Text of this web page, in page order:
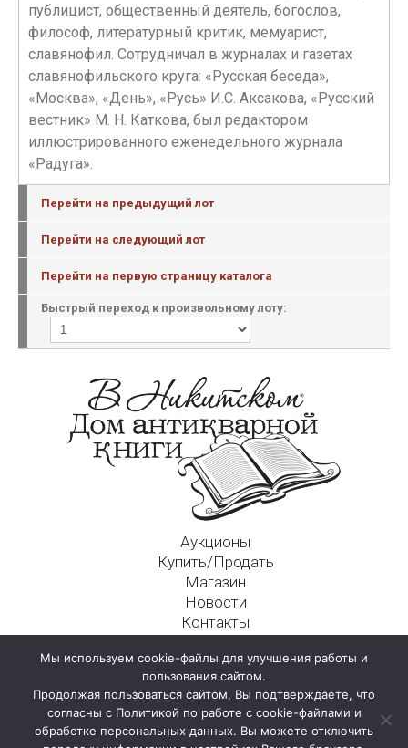
публицист, общественный деятель, богослов,
философ, литературный критик, мемуарист,
славянофил. Сотрудничал в журналах и газетах
славянофильского круга: «Русская беседа»,
«Москва», «День», «Русь» И.С. Аксакова, «Русский
вестник» М. Н. Каткова, был редактором
иллюстрированного еженедельного журнала
«Радуга».
Перейти на предыдущий лот
Перейти на следующий лот
Перейти на первую страницу каталога
Быстрый переход к произвольному лоту:
Аукционы
Купить/Продать
Магазин
Новости
Контакты
125009, г. Москва, Никитский пер., д. 4а, стр. 1
Мы используем cookie-файлы для улучшения работы и
пользования сайтом.
Продолжая пользоваться сайтом, Вы подтверждаете, что
согласны с Политикой по работе с cookie-файлами и
обработке персональных данных. Вы можете отключить